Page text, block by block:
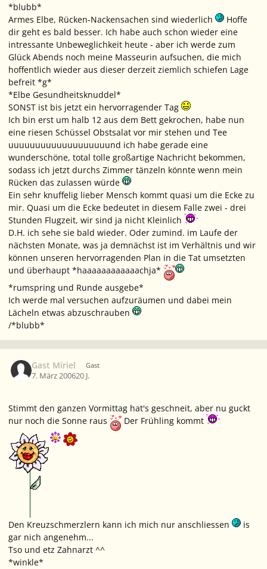
*blubb*
Armes Elbe, Rücken-Nackensachen sind wiederlich
Hoffe
dir geht es bald besser. Ich habe auch schon wieder eine
intressante Unbeweglichkeit heute - aber ich werde zum
Glück Abends noch meine Masseurin aufsuchen, die mich
hoffentlich wieder aus dieser derzeit ziemlich schiefen Lage
befreit *g*
*Elbe Gesundheitsknuddel*
SONST ist bis jetzt ein hervorragender Tag
Ich bin erst um halb 12 aus dem Bett gekrochen, habe nun
eine riesen Schüssel Obstsalat vor mir stehen und Tee
uuuuuuuuuuuuuuuuuuund ich habe gerade eine
wunderschöne, total tolle großartige Nachricht bekommen,
sodass ich jetzt durchs Zimmer tänzeln könnte wenn mein
Rücken das zulassen würde
Ein sehr knuffelig lieber Mensch kommt quasi um die Ecke zu
mir. Quasi um die Ecke bedeutet in diesem Falle zwei - drei
Stunden Flugzeit, wir sind ja nicht Kleinlich
D.H. ich sehe sie bald wieder. Oder zumind. im Laufe der
nächsten Monate, was ja demnächst ist im Verhältnis und wir
können unseren hervorragenden Plan in die Tat umsetzten
und überhaupt *haaaaaaaaaaaachja*
*rumspring und Runde ausgebe*
Ich werde mal versuchen aufzuräumen und dabei mein
Lächeln etwas abzuschrauben
/*blubb*
Gast Míriel Gast
7. März 200620 J.
Stimmt den ganzen Vormittag hat's geschneit, aber nu guckt
nur noch die Sonne raus
Der Frühling kommt
Den Kreuzschmerzlern kann ich mich nur anschliessen
is
gar nich angenehm...
Tso und etz Zahnarzt ^^
*winkle*